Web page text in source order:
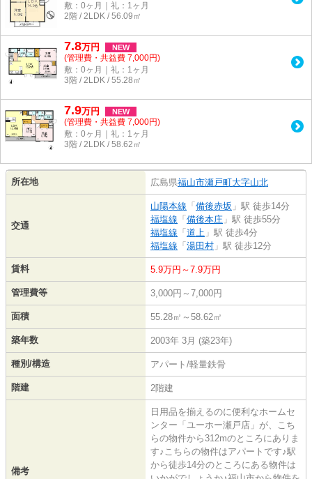
敷：0ヶ月｜礼：1ヶ月
2階 / 2LDK / 56.09㎡
7.8万円 NEW
(管理費・共益費 7,000円)
敷：0ヶ月｜礼：1ヶ月
3階 / 2LDK / 55.28㎡
7.9万円 NEW
(管理費・共益費 7,000円)
敷：0ヶ月｜礼：1ヶ月
3階 / 2LDK / 58.62㎡
所在地 広島県福山市瀬戸町大字山北
交通
山陽本線 「 備後赤坂 」駅 徒歩14分
福塩線 「 備後本庄 」駅 徒歩55分
福塩線 「 道上 」駅 徒歩4分
福塩線 「 湯田村 」駅 徒歩12分
賃料 5.9万円～7.9万円
管理費等 3,000円～7,000円
面積 55.28㎡～58.62㎡
築年数 2003年 3月 (築23年)
種別/構造 アパート/軽量鉄骨
階建 2階建
備考
日用品を揃えるのに便利なホームセ
ンター「ユーホー瀬戸店」が、こち
らの物件から312mのところにありま
す♪こちらの物件はアパートです♪駅
から徒歩14分のところにある物件は